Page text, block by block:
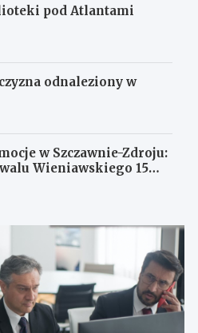
pod Atlantami
odnaleziony w
w Szczawnie-Zdroju:
Wieniawskiego 15